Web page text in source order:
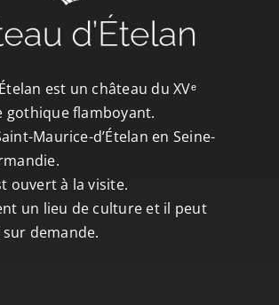
CONTACT/ACCÈS
est un château du XVᵉ
gothique flamboyant.
Maurice-d’Ételan en Seine-
ouvert à la visite.
un lieu de culture et il peut
demande.